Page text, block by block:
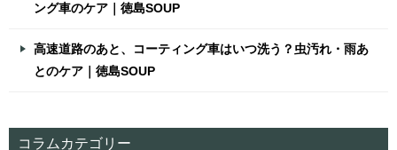
ング車のケア｜徳島SOUP
高速道路のあと、コーティング車はいつ洗う？虫汚れ・雨あ
とのケア｜徳島SOUP
コラムカテゴリー